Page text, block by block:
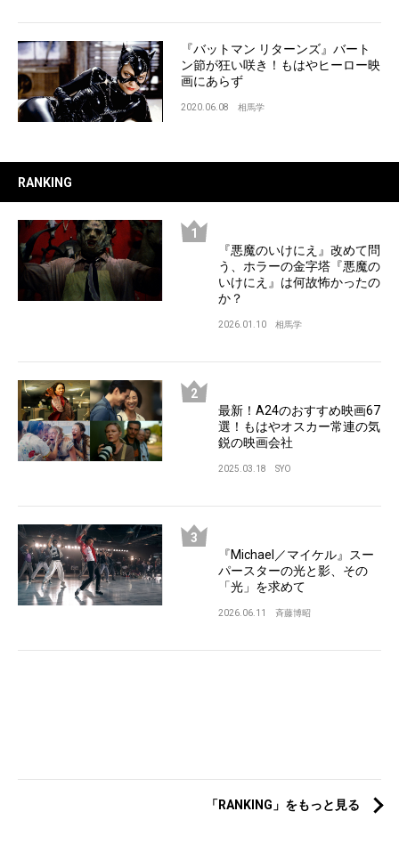
『バットマン リターンズ』バート
ン節が狂い咲き！もはやヒーロー映
画にあらず
2020.06.08 相馬学
RANKING
『悪魔のいけにえ』改めて問
う、ホラーの金字塔『悪魔の
いけにえ』は何故怖かったの
か？
2026.01.10 相馬学
最新！A24のおすすめ映画67
選！もはやオスカー常連の気
鋭の映画会社
2025.03.18 SYO
『Michael／マイケル』スー
パースターの光と影、その
「光」を求めて
2026.06.11 斉藤博昭
「RANKING」をもっと見る